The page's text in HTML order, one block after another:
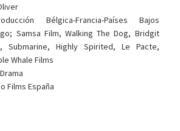
Bélgica-Francia-Países Bajos
Samsa Film, Walking The Dog, Bridgit
Submarine, Highly Spirited, Le Pacte,
Whale Films
Films España